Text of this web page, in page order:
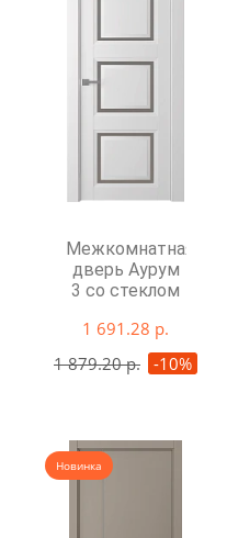
Межкомнатная
дверь Аурум
3 со стеклом
1 691.28 р.
1 879.20 р. -10%
Новинка